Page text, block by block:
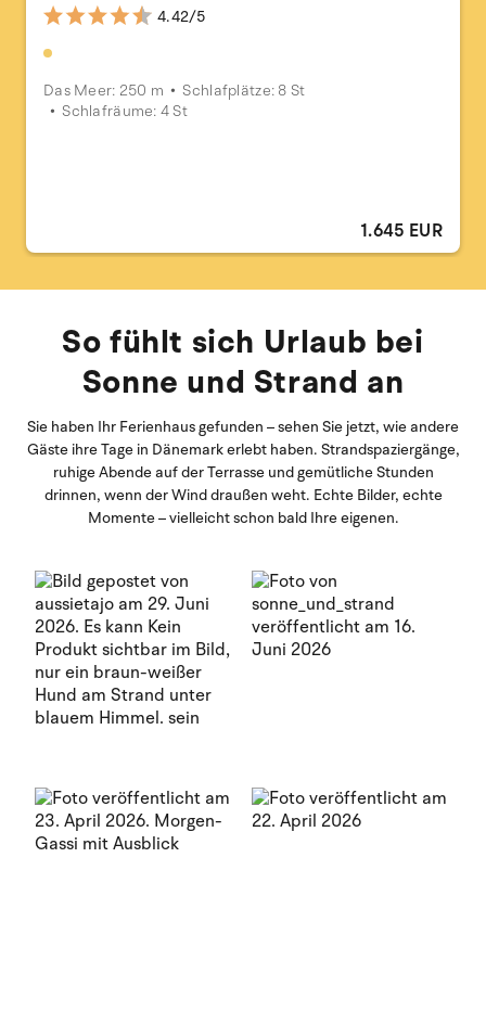
4.42/5
Das Meer: 250 m
Schlafplätze: 8 St
Schlafräume: 4 St
1.645 EUR
So fühlt sich Urlaub bei
Sonne und Strand an
Sie haben Ihr Ferienhaus gefunden – sehen Sie jetzt, wie andere
Gäste ihre Tage in Dänemark erlebt haben. Strandspaziergänge,
ruhige Abende auf der Terrasse und gemütliche Stunden
drinnen, wenn der Wind draußen weht. Echte Bilder, echte
Momente – vielleicht schon bald Ihre eigenen.